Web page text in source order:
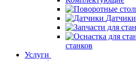
Датчики
станков
Услуги